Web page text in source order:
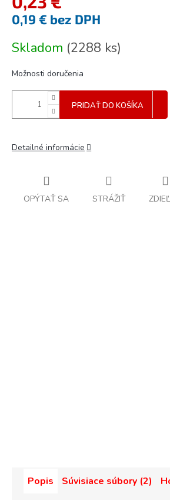
0,19 € bez DPH
cena:
Skladom (2288 ks)
Možnosti doručenia
PRIDAŤ DO KOŠÍKA
Detailné informácie
OPÝTAŤ SA STRÁŽIŤ
Popis Súvisiace súbory (2)